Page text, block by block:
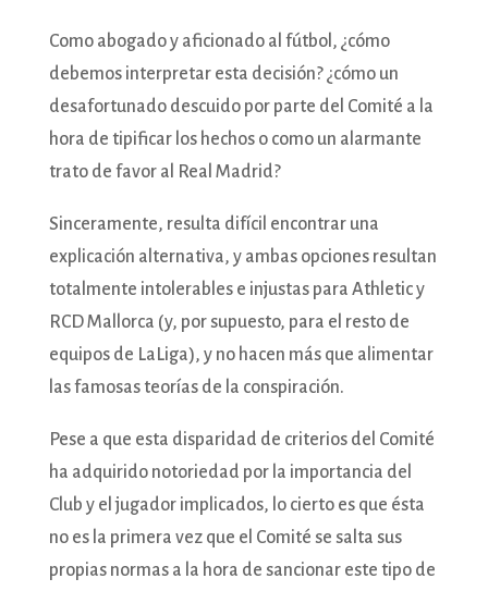
Como abogado y aficionado al fútbol, ¿cómo
debemos interpretar esta decisión? ¿cómo un
desafortunado descuido por parte del Comité a la
hora de tipificar los hechos o como un alarmante
trato de favor al Real Madrid?
Sinceramente, resulta difícil encontrar una
explicación alternativa, y ambas opciones resultan
totalmente intolerables e injustas para Athletic y
RCD Mallorca (y, por supuesto, para el resto de
equipos de LaLiga), y no hacen más que alimentar
las famosas teorías de la conspiración.
Pese a que esta disparidad de criterios del Comité
ha adquirido notoriedad por la importancia del
Club y el jugador implicados, lo cierto es que ésta
no es la primera vez que el Comité se salta sus
propias normas a la hora de sancionar este tipo de